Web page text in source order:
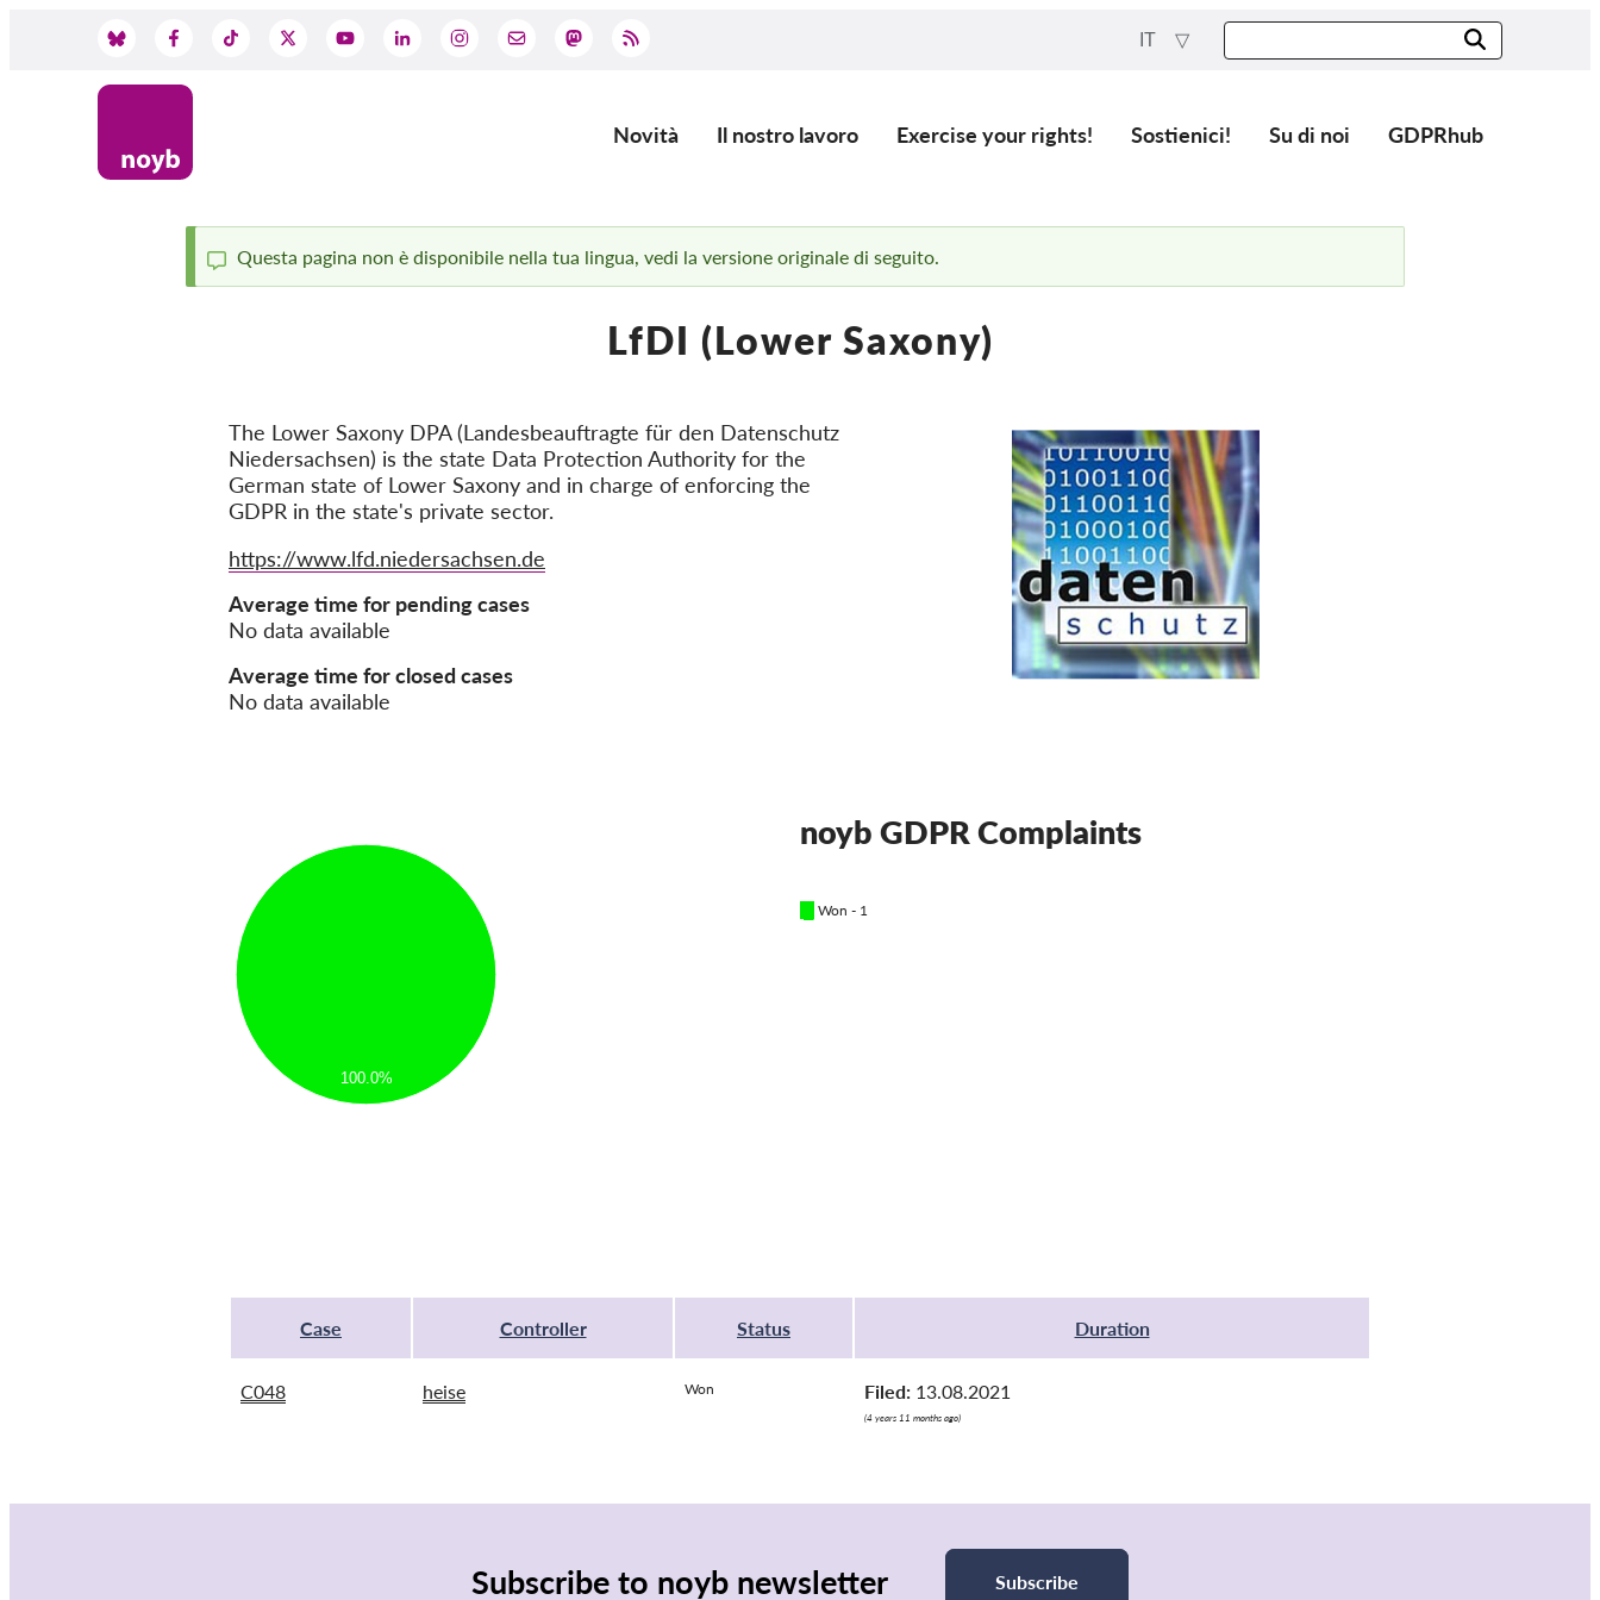
IT
Main
Novità Il nostro lavoro Exercise your rights! Sostienici! Su di noi GDPRhub
Status
Questa pagina non è disponibile nella tua lingua, vedi la versione originale di seguito.
LfDI (Lower Saxony)
The Lower Saxony DPA (Landesbeauftragte für den Datenschutz
Niedersachsen) is the state Data Protection Authority for the
German state of Lower Saxony and in charge of enforcing the
GDPR in the state's private sector.
Website
https://www.lfd.niedersachsen.de
Average time for pending cases
No data available
Average time for closed cases
No data available
100.0%
noyb GDPR Complaints
Won - 1
Case Controller Status Duration
C048 heise Won Filed: 13.08.2021
(4 years 11 months ago)
Subscribe to noyb newsletter Subscribe